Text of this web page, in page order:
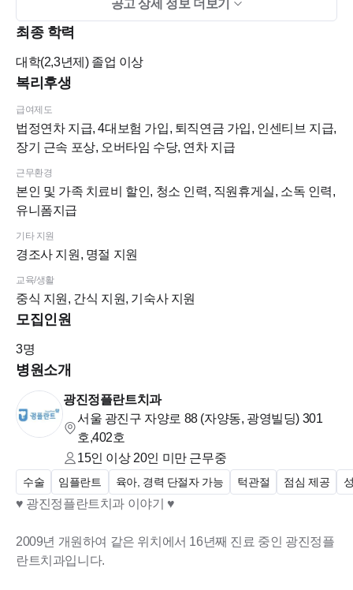
- 소독여사님 상주 / 청소 이모님
☆ 2024년 해외워크샵(필리핀 보홀)
☆ 2024년 6월 문화 회식(볼링)
공고 상세 정보 더보기
최종 학력
대학(2,3년제)졸업 이상
복리후생
급여제도
법정연차 지급, 4대보험 가입, 퇴직연금 가입, 인센티브 지급,
장기 근속 포상, 오버타임 수당, 연차 지급
근무환경
본인 및 가족 치료비 할인, 청소 인력, 직원휴게실, 소독 인력,
유니폼지급
기타 지원
경조사 지원, 명절 지원
교육/생활
중식 지원, 간식 지원, 기숙사 지원
모집인원
3명
병원소개
광진정플란트치과
서울 광진구 자양로 88 (자양동, 광영빌딩) 301
호,402호
15인 이상 20인 미만근무중
수술 임플란트 육아, 경력 단절자 가능 턱관절 점심 제공
♥ 광진정플란트치과 이야기 ♥
2009년 개원하여 같은 위치에서 16년째 진료 중인 광진정플
란트치과입니다.